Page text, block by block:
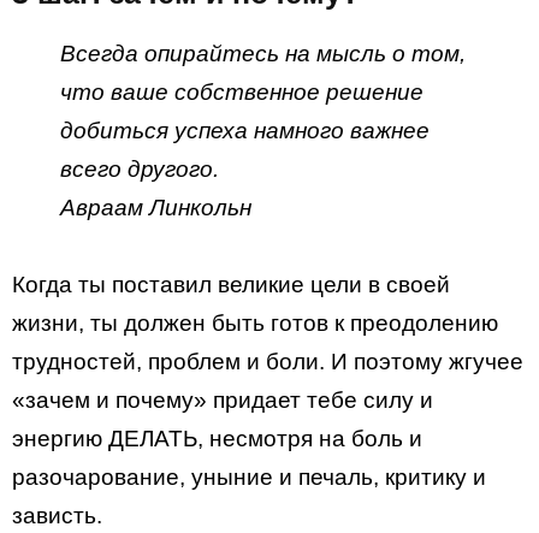
Всегда опирайтесь на мысль о том,
что ваше собственное решение
добиться успеха намного важнее
всего другого.
Авраам Линкольн
Когда ты поставил великие цели в своей
жизни, ты должен быть готов к преодолению
трудностей, проблем и боли. И поэтому жгучее
«зачем и почему» придает тебе силу и
энергию ДЕЛАТЬ, несмотря на боль и
разочарование, уныние и печаль, критику и
зависть.